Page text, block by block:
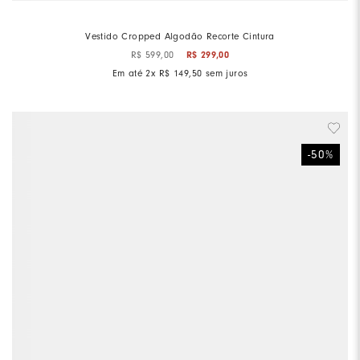
Vestido Cropped Algodão Recorte Cintura
R$ 599,00 R$ 299,00
Em até2x R$ 149,50 sem juros
-50%